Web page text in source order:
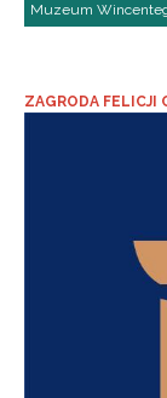
Muzeum
ZAGRODA FELICJI